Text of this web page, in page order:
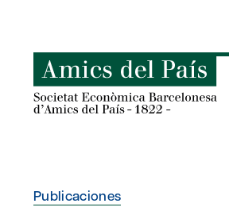
contenido
Publicaciones